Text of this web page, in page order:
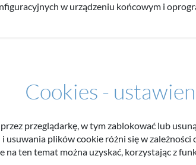
w urządzeniu końcowym i
Cookies -
przeglądarkę, w tym zablokować lub
usuwania plików cookie różni się w zależności
na ten temat można uzyskać, korzystając z